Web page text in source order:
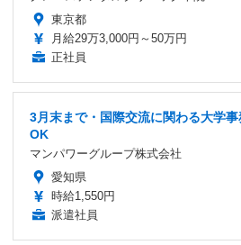
東京都
月給29万3,000円～50万円
正社員
3月末まで・国際交流に関わる大学
OK
マンパワーグループ株式会社
愛知県
時給1,550円
派遣社員